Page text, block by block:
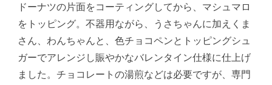
ドーナツの片面をコーティングしてから、マシュマロ
をトッピング。不器用ながら、うさちゃんに加えくま
さん、わんちゃんと、色チョコペンとトッピングシュ
ガーでアレンジし賑やかなバレンタイン仕様に仕上げ
ました。チョコレートの湯煎などは必要ですが、専門